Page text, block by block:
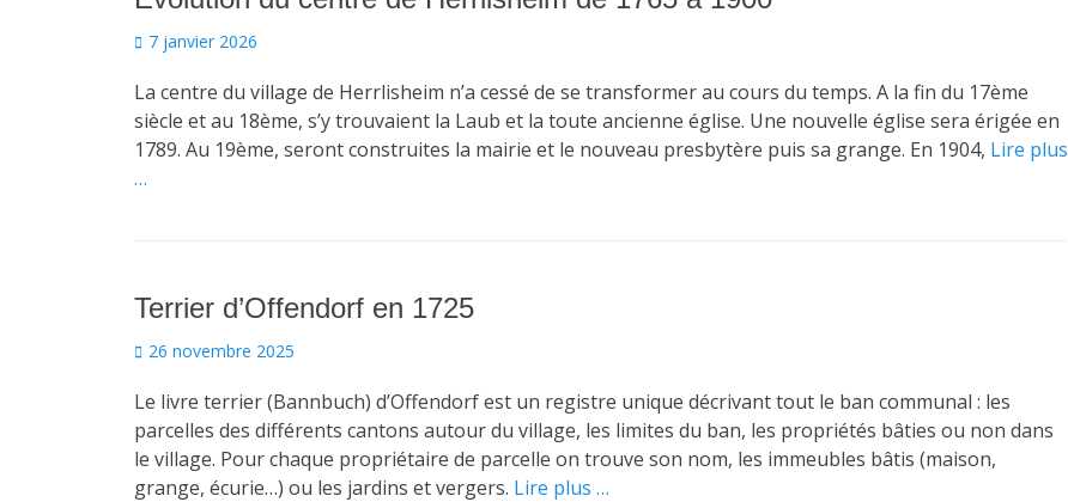
Posted
7 janvier 2026
La centre du village de Herrlisheim n’a cessé de se transformer au cours du temps. A la fin du 17ème
siècle et au 18ème, s’y trouvaient la Laub et la toute ancienne église. Une nouvelle église sera érigée en
1789. Au 19ème, seront construites la mairie et le nouveau presbytère puis sa grange. En 1904, Lire plus
…
Terrier d’Offendorf en 1725
Posted
26 novembre 2025
Le livre terrier (Bannbuch) d’Offendorf est un registre unique décrivant tout le ban communal : les
parcelles des différents cantons autour du village, les limites du ban, les propriétés bâties ou non dans
le village. Pour chaque propriétaire de parcelle on trouve son nom, les immeubles bâtis (maison,
grange, écurie…) ou les jardins et vergers. Lire plus …